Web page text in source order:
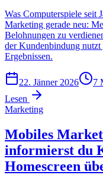
Was Computerspiele seit
Marketing gerade neu:
Belohnungen zu
der Kundenbindung nutzt
Ergebnissen.
22. Jänner 2026 7
Lesen
Marketing
Mobiles
informierst du
Homescreen